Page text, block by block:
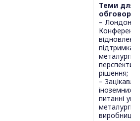
Теми для
–
підтримка
рішення;
–
іноземних
питанні